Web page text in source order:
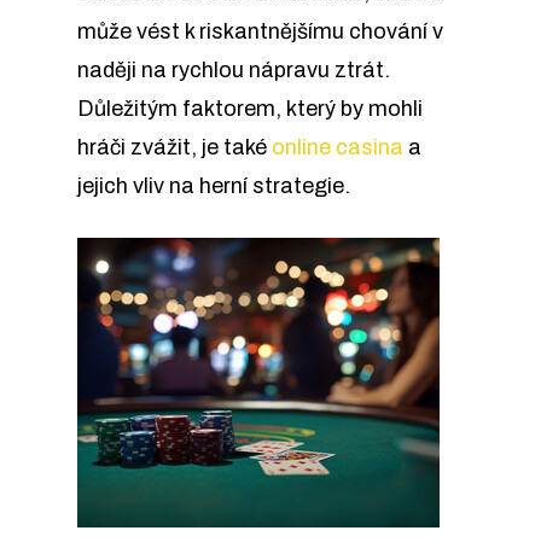
může vést k riskantnějšímu chování v
naději na rychlou nápravu ztrát.
Důležitým faktorem, který by mohli
hráči zvážit, je také online casina a
jejich vliv na herní strategie.